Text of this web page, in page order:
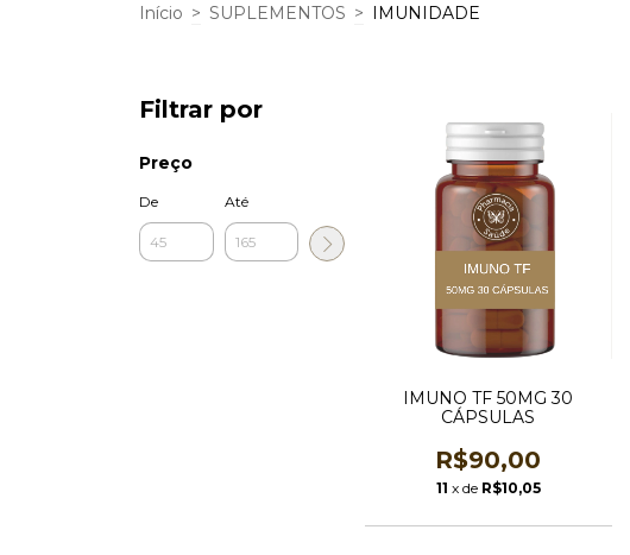
Início > SUPLEMENTOS > IMUNIDADE
Filtrar por
Preço
De Até
IMUNO TF 50MG 30
CÁPSULAS
R$90,00
11 x de R$10,05